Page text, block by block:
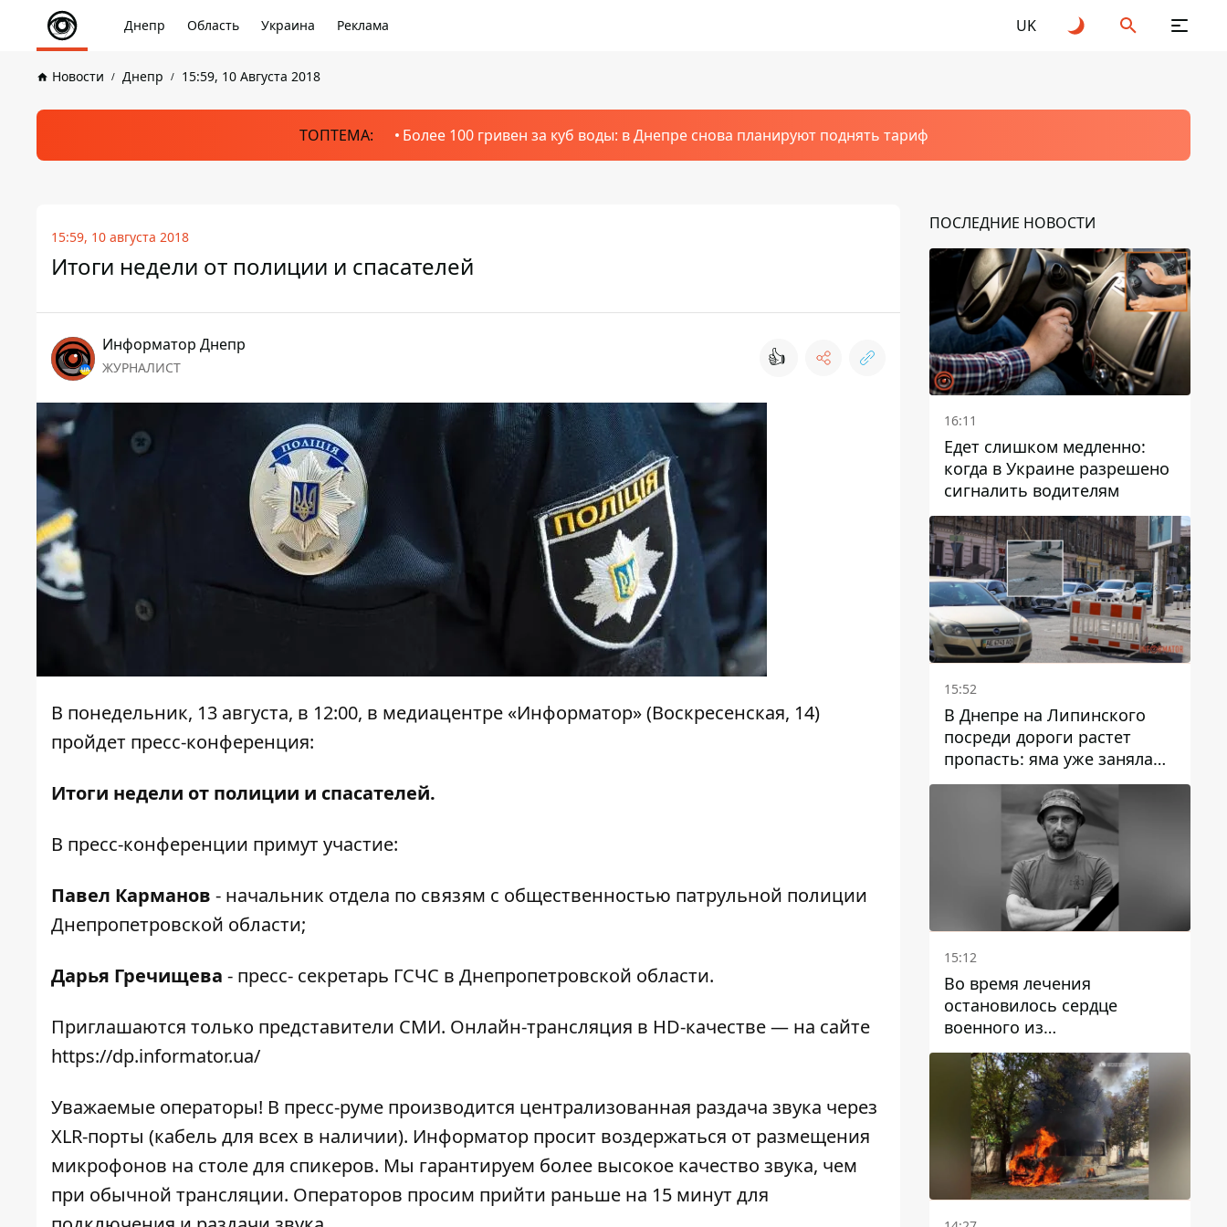
Днепр Область Украина Реклама UK
Новости Днепр 15:59, 10 Августа 2018
ТОПТЕМА: Более 100 гривен за куб воды: в Днепре снова планируют поднять тариф
15:59, 10 августа 2018
Итоги недели от полиции и спасателей
Информатор Днепр
ЖУРНАЛИСТ 👍
В понедельник, 13 августа, в 12:00, в медиацентре «Информатор» (Воскресенская, 14)
пройдет пресс-конференция:
Итоги недели от полиции и спасателей.
В пресс-конференции примут участие:
Павел Карманов - начальник отдела по связям с общественностью патрульной полиции
Днепропетровской области;
Дарья Гречищева - пресс- секретарь ГСЧС в Днепропетровской области.
Приглашаются только представители СМИ. Онлайн-трансляция в HD-качестве — на сайте
https://dp.informator.ua/
Уважаемые операторы! В пресс-руме производится централизованная раздача звука через
XLR-порты (кабель для всех в наличии). Информатор просит воздержаться от размещения
микрофонов на столе для спикеров. Мы гарантируем более высокое качество звука, чем
при обычной трансляции. Операторов просим прийти раньше на 15 минут для
ПОСЛЕДНИЕ НОВОСТИ
16:11
Едет слишком медленно:
когда в Украине разрешено
сигналить водителям
15:52
В Днепре на Липинского
посреди дороги растет
пропасть: яма уже заняла
полосу движения
15:12
Во время лечения
остановилось сердце
военного из
Днепропетровской области
Ростислава Лупашко